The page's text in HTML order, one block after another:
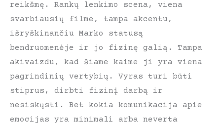
reikšmę. Rankų lenkimo scena, viena
svarbiausių filme, tampa akcentu,
išryškinančiu Marko statusą
bendruomenėje ir jo fizinę galią. Tampa
akivaizdu, kad šiame kaime ji yra viena
pagrindinių vertybių. Vyras turi būti
stiprus, dirbti fizinį darbą ir
nesiskųsti. Bet kokia komunikacija apie
emocijas yra minimali arba neverta